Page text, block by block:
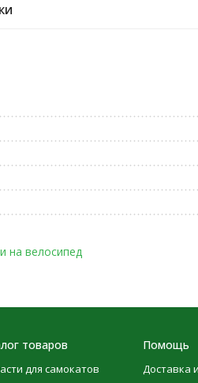
на велосипед
товаров
для самокатов
Помощь
Доставка